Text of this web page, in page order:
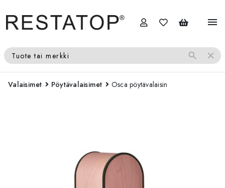
menu
Tuote tai merkki search close
Valaisimet Pöytävalaisimet Osca pöytävalaisin